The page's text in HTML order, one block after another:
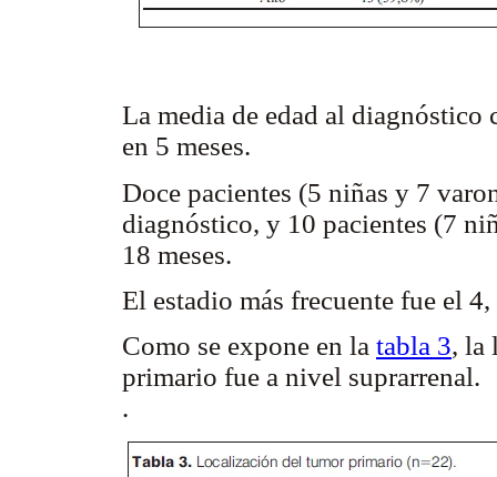
La media de edad al diagnóstico
en 5 meses.
Doce pacientes (5 niñas y 7
diagnóstico, y 10 pacientes (7
18 meses.
El estadio más frecuente fue el
Como se expone en la tabla 3, la
primario fue a nivel suprarrenal.
.